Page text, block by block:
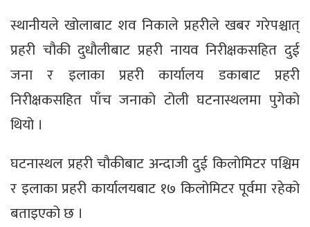
स्थानीयले खोलाबाट शव निकाले प्रहरीले खबर गरेपश्चात्
प्रहरी चौकी दुधौलीबाट प्रहरी नायव निरीक्षकसहित दुई
जना र इलाका प्रहरी कार्यालय डकाबाट प्रहरी
निरीक्षकसहित पाँच जनाको टोली घटनास्थलमा पुगेको
थियो ।
घटनास्थल प्रहरी चौकीबाट अन्दाजी दुई किलोमिटर पश्चिम
र इलाका प्रहरी कार्यालयबाट १७ किलोमिटर पूर्वमा रहेको
बताइएको छ ।